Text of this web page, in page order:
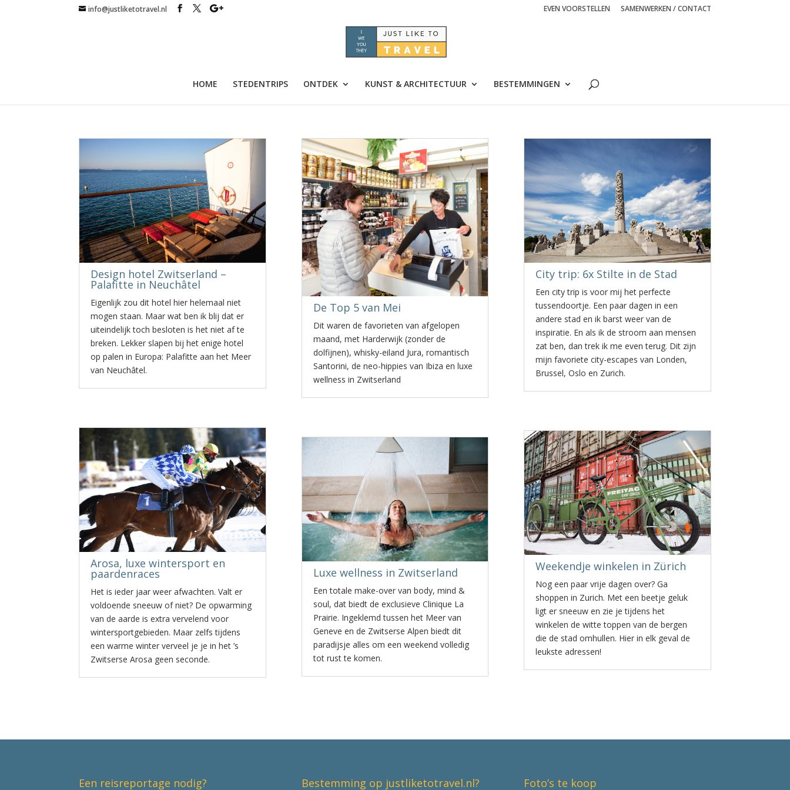
info@justliketotravel.nl EVEN VOORSTELLEN SAMENWERKEN / CONTACT
HOME STEDENTRIPS ONTDEK KUNST & ARCHITECTUUR BESTEMMINGEN
Design hotel Zwitserland –
Palafitte in Neuchâtel
Eigenlijk zou dit hotel hier helemaal niet
mogen staan. Maar wat ben ik blij dat er
uiteindelijk toch besloten is het niet af te
breken. Lekker slapen bij het enige hotel
op palen in Europa: Palafitte aan het Meer
van Neuchâtel.
Arosa, luxe wintersport en
paardenraces
Het is ieder jaar weer afwachten. Valt er
voldoende sneeuw of niet? De opwarming
van de aarde is extra vervelend voor
wintersportgebieden. Maar zelfs tijdens
een warme winter verveel je je in het ’s
Zwitserse Arosa geen seconde.
De Top 5 van Mei
Dit waren de favorieten van afgelopen
maand, met Harderwijk (zonder de
dolfijnen), whisky-eiland Jura, romantisch
Santorini, de neo-hippies van Ibiza en luxe
wellness in Zwitserland
Luxe wellness in Zwitserland
Een totale make-over van body, mind &
soul, dat biedt de exclusieve Clinique La
Prairie. Ingeklemd tussen het Meer van
Geneve en de Zwitserse Alpen biedt dit
paradijsje alles om een weekend volledig
tot rust te komen.
City trip: 6x Stilte in de Stad
Een city trip is voor mij het perfecte
tussendoortje. Een paar dagen in een
andere stad en ik barst weer van de
inspiratie. En als ik de stroom aan mensen
zat ben, dan trek ik me even terug. Dit zijn
mijn favoriete city-escapes van Londen,
Brussel, Oslo en Zurich.
Weekendje winkelen in Zürich
Nog een paar vrije dagen over? Ga
shoppen in Zurich. Met een beetje geluk
ligt er sneeuw en zie je tijdens het
winkelen de witte toppen van de bergen
die de stad omhullen. Hier in elk geval de
leukste adressen!
Een reisreportage nodig? Bestemming op justliketotravel.nl? Foto’s te koop